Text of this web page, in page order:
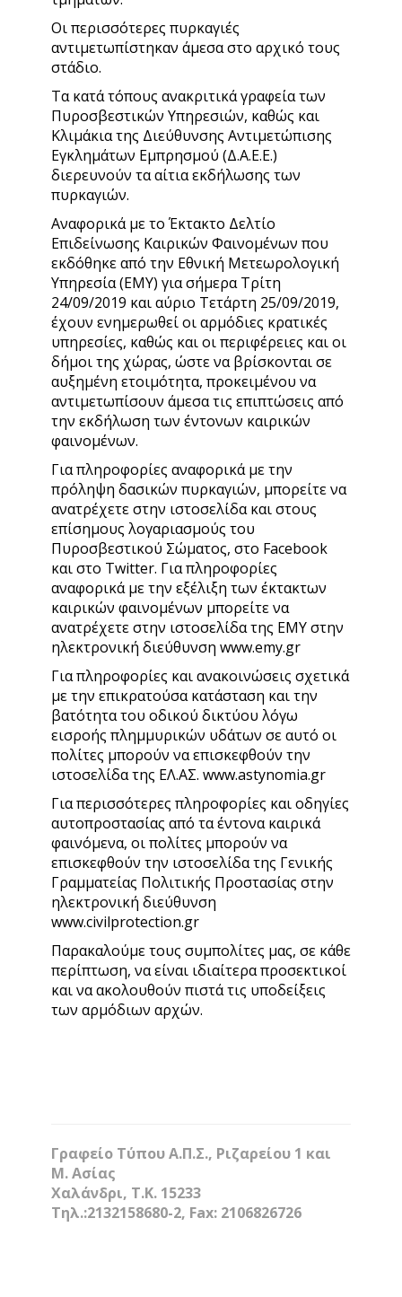
Οι περισσότερες πυρκαγιές
αντιμετωπίστηκαν άμεσα στο αρχικό τους
στάδιο.
Τα κατά τόπους ανακριτικά γραφεία των
Πυροσβεστικών Υπηρεσιών, καθώς και
Κλιμάκια της Διεύθυνσης Αντιμετώπισης
Εγκλημάτων Εμπρησμού (Δ.Α.Ε.Ε.)
διερευνούν τα αίτια εκδήλωσης των
πυρκαγιών.
Αναφορικά με το Έκτακτο Δελτίο
Επιδείνωσης Καιρικών Φαινομένων που
εκδόθηκε από την Εθνική Μετεωρολογική
Υπηρεσία (ΕΜΥ) για σήμερα Τρίτη
24/09/2019 και αύριο Τετάρτη 25/09/2019,
έχουν ενημερωθεί οι αρμόδιες κρατικές
υπηρεσίες, καθώς και οι περιφέρειες και οι
δήμοι της χώρας, ώστε να βρίσκονται σε
αυξημένη ετοιμότητα, προκειμένου να
αντιμετωπίσουν άμεσα τις επιπτώσεις από
την εκδήλωση των έντονων καιρικών
φαινομένων.
Για πληροφορίες αναφορικά με την
πρόληψη δασικών πυρκαγιών, μπορείτε να
ανατρέχετε στην ιστοσελίδα και στους
επίσημους λογαριασμούς του
Πυροσβεστικού Σώματος, στο Facebook
και στο Twitter. Για πληροφορίες
αναφορικά με την εξέλιξη των έκτακτων
καιρικών φαινομένων μπορείτε να
ανατρέχετε στην ιστοσελίδα της ΕΜΥ στην
ηλεκτρονική διεύθυνση www.emy.gr
Για πληροφορίες και ανακοινώσεις σχετικά
με την επικρατούσα κατάσταση και την
βατότητα του οδικού δικτύου λόγω
εισροής πλημμυρικών υδάτων σε αυτό οι
πολίτες μπορούν να επισκεφθούν την
ιστοσελίδα της ΕΛ.ΑΣ. www.astynomia.gr
Για περισσότερες πληροφορίες και οδηγίες
αυτοπροστασίας από τα έντονα καιρικά
φαινόμενα, οι πολίτες μπορούν να
επισκεφθούν την ιστοσελίδα της Γενικής
Γραμματείας Πολιτικής Προστασίας στην
ηλεκτρονική διεύθυνση
www.civilprotection.gr
Παρακαλούμε τους συμπολίτες μας, σε κάθε
περίπτωση, να είναι ιδιαίτερα προσεκτικοί
και να ακολουθούν πιστά τις υποδείξεις
των αρμόδιων αρχών.
Γραφείο Τύπου Α.Π.Σ., Ριζαρείου 1 και
Μ. Ασίας
Χαλάνδρι, Τ.Κ. 15233
Τηλ.:2132158680-2, Fax: 2106826726